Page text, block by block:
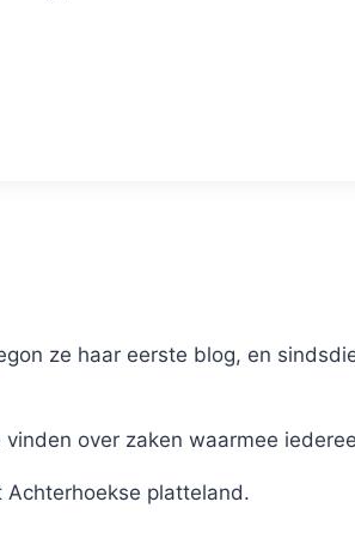
ze haar eerste blog, en
over zaken waarmee
platteland.